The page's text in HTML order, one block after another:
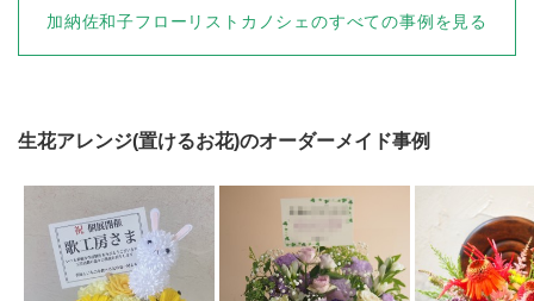
加納佐和子フローリストカノシェのすべての事例を見る
生花アレンジ(置けるお花)のオーダーメイド事例